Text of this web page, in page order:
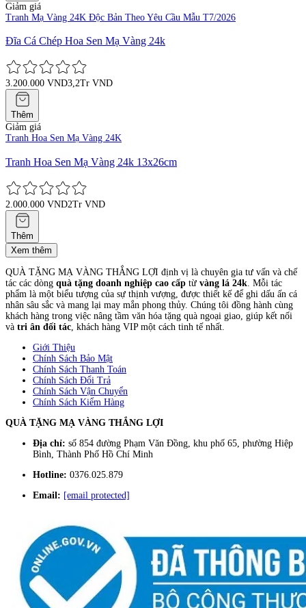
Giảm giá
Tranh Mạ Vàng 24K Độc Bản Theo Yêu Cầu Mẫu T7/2026
Đĩa Cá Chép Hoa Sen Mạ Vàng 24k
3.200.000 VND3,2Tr VND
Thêm
Giảm giá
Tranh Hoa Sen Mạ Vàng 24K
Tranh Hoa Sen Mạ Vàng 24k 13x26cm
2.000.000 VND2Tr VND
Thêm
Xem thêm
QUÀ TẶNG MẠ VÀNG THẮNG LỢI định vị là chuyên gia tư vấn và chế
tác các dòng quà tặng doanh nghiệp cao cấp từ vàng lá 24k. Mỗi tác
phẩm là một biểu tượng của sự thịnh vượng, được thiết kế để ghi dấu ấn cá
nhân sâu sắc và mang lại may mắn phong thủy. Chúng tôi đồng hành cùng
khách hàng trong việc nâng tầm văn hóa tặng quà ngoại giao, giúp kết nối
và tri ân đối tác, khách hàng VIP một cách tinh tế nhất.
Giới Thiệu
Chính Sách Bảo Mật
Chính Sách Thanh Toán
Chính Sách Đổi Trả
Chính Sách Vận Chuyển
Chính Sách Kiểm Hàng
QUÀ TẶNG MẠ VÀNG THẮNG LỢI
Địa chỉ: số 854 đường Phạm Văn Đồng, khu phố 65, phường Hiệp
Bình, Thành Phố Hồ Chí Minh
Hotline: 0376.025.879
Email: [email protected]